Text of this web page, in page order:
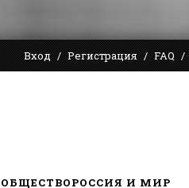
Вход Регистрация FAQ
ОБЩЕСТВОРОССИЯ И МИР